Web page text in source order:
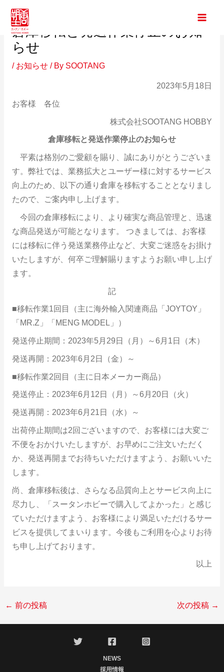
倉庫移転と発送作業停止のお知
らせ
/ お知らせ/ By SOOTANG
2023年5月18日
お客様 各位
株式会社SOOTANG HOBBY
倉庫移転と発送作業停止のお知らせ
平素は格別のご愛顧を賜り、誠にありがとうございま
す。弊社では、業務拡大とユーザー様に対するサービス
向上のため、以下の通り倉庫を移転することとなりまし
たので、ご案内申し上げます。
今回の倉庫移転により、より確実な商品管理と、迅速
な商品発送が可能となります。 つきましては、お客様
には移転に伴う発送業務停止など、大変ご迷惑をお掛け
いたしますが、何卒ご理解賜りますようお願い申し上げ
ます。
記
■移転作業1回目（主に海外輸入関連商品「JOYTOY」
「MR.Z」「MENG MODEL」）
発送停止期間：2023年5月29日（月）～6月1日（木）
発送再開：2023年6月2日（金）～
■移転作業2回目（主に日本メーカー商品）
発送停止：2023年6月12日（月）～6月20日（火）
発送再開：2023年6月21日（水）～
出荷停止期間は2回ございますので、お客様には大変ご
不便をおかけいたしますが、お早めにご注文いただく
か、発送再開までお待ちいただけますよう、お願いいた
します。
尚、倉庫移転後は、さらなる品質向上とサービス向上に
尽力し、「スータンホビーで購入してよかった」と感じ
ていただけますよう、お客様により満足いただけるサー
ビスを提供してまいります。今後もご利用を心よりお待
ち申し上げております。
以上
Post
navigation
← 前の投稿 次の投稿 →
NEWS
採用情報